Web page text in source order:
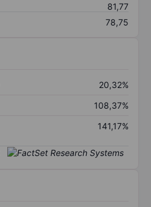
81,77
78,75
20,32%
108,37%
141,17%